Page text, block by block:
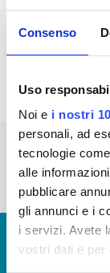
Consenso
Uso
Noi e i nostri
personali, ad
tecnologie
alle
pubblicare
gli annunci e i
i servizi. Avete
vostri dati e per
Riepilogo
anni: 2013-
« prima ‹
© Copyright